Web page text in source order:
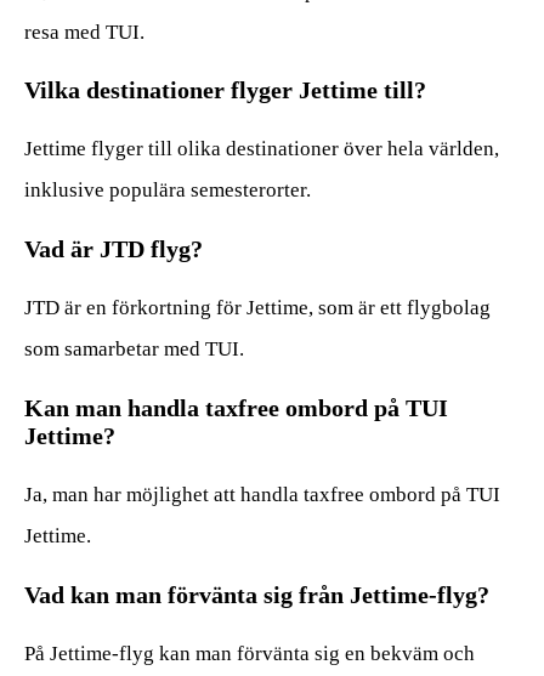
resa med TUI.
Vilka destinationer flyger Jettime till?
Jettime flyger till olika destinationer över hela världen,
inklusive populära semesterorter.
Vad är JTD flyg?
JTD är en förkortning för Jettime, som är ett flygbolag
som samarbetar med TUI.
Kan man handla taxfree ombord på TUI
Jettime?
Ja, man har möjlighet att handla taxfree ombord på TUI
Jettime.
Vad kan man förvänta sig från Jettime-flyg?
På Jettime-flyg kan man förvänta sig en bekväm och